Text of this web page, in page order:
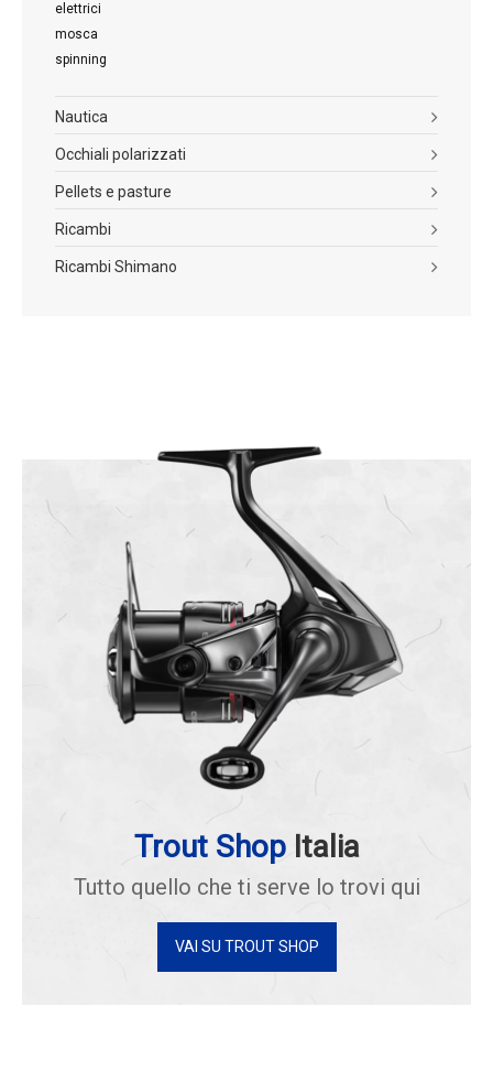
elettrici
mosca
spinning
Nautica
Occhiali polarizzati
Pellets e pasture
Ricambi
Ricambi Shimano
Trout ShopItalia
Tutto quello che ti serve lo trovi qui
VAI SU TROUT SHOP